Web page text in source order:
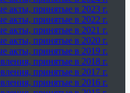
акты, принятые в 2023 г.
акты, принятые в 2022 г.
акты, принятые в 2021 г.
акты, принятые в 2020 г.
акты, принятые в 2019 г.
принятые в 2018 г.
принятые в 2017 г.
принятые в 2016 г.